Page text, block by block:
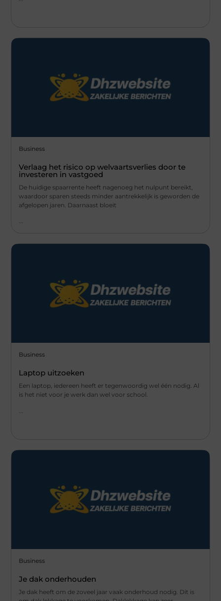
Business
Verlaag het risico op welvaartsverlies door te
investeren in vastgoed
De huidige spaarrente heeft nagenoeg het nulpunt bereikt,
waardoor sparen steeds minder aantrekkelijk is geworden de
afgelopen jaren. Daarnaast bloeit
...
Business
Laptop uitzoeken
Een laptop, iedereen heeft er tegenwoordig wel één nodig. Al
is het niet voor je werk dan wel voor school.
Business
Je dak onderhouden
Je dak heeft om de zoveel jaar vaak onderhoud nodig. Dit is